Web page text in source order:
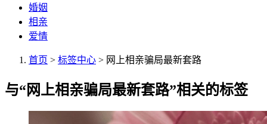
婚姻
相亲
爱情
首页 > 标签中心 > 网上相亲骗局最新套路
与“网上相亲骗局最新套路”相关的标签